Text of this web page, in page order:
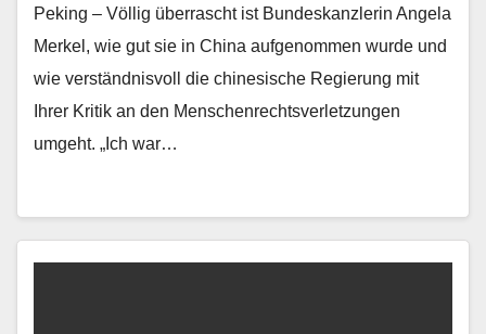
Peking – Völlig überrascht ist Bundeskanzlerin Angela
Merkel, wie gut sie in China aufgenommen wurde und
wie verständnisvoll die chinesische Regierung mit
Ihrer Kritik an den Menschenrechtsverletzungen
umgeht. „Ich war…